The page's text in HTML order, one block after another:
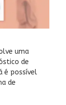
uma
de
é possível
de